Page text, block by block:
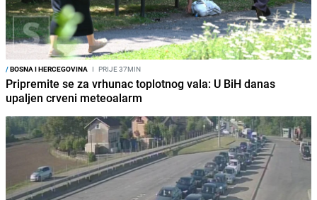
/BOSNA I HERCEGOVINA I PRIJE 37MIN
Pripremite se za vrhunac toplotnog vala: U BiH danas
upaljen crveni meteoalarm